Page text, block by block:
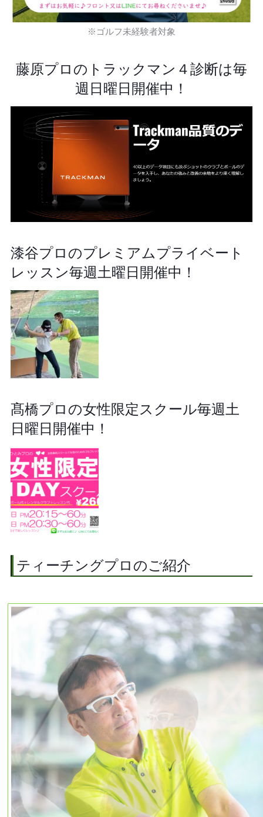
※ゴルフ未経験者対象
藤原プロのトラックマン４診断は毎
週日曜日開催中！
漆谷プロのプレミアムプライベート
レッスン毎週土曜日開催中！
髙橋プロの女性限定スクール毎週土
日曜日開催中！
ティーチングプロのご紹介